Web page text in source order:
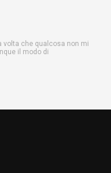
volta che qualcosa non mi
il modo di